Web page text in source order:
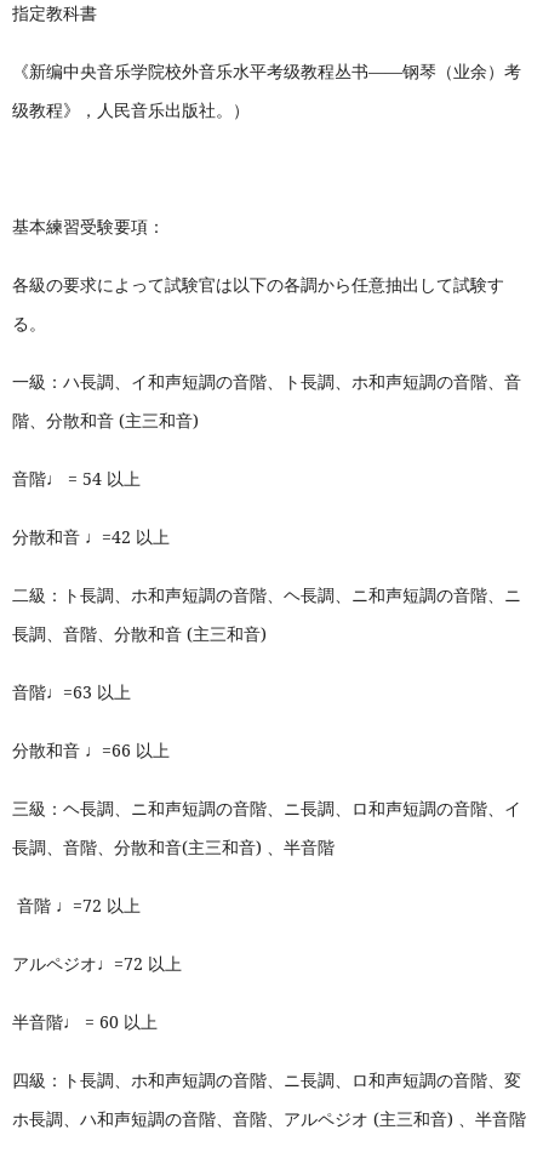
指定教科書
《新编中央音乐学院校外音乐水平考级教程丛书——钢琴（业余）考
级教程》，人民音乐出版社。 ）
基本練習受験要項：
各級の要求によって試験官は以下の各調から任意抽出して試験す
る。
一級：ハ長調、イ和声短調の音階、ト長調、ホ和声短調の音階、音
階、分散和音 (主三和音)
音階♩ = 54 以上
分散和音 ♩=42 以上
二級：ト長調、ホ和声短調の音階、ヘ長調、ニ和声短調の音階、ニ
長調、音階、分散和音 (主三和音)
音階♩=63 以上
分散和音 ♩=66 以上
三級：ヘ長調、ニ和声短調の音階、ニ長調、ロ和声短調の音階、イ
長調、音階、分散和音(主三和音) 、半音階
音階 ♩=72 以上
アルペジオ♩=72 以上
半音階♩ = 60 以上
四級：ト長調、ホ和声短調の音階、ニ長調、ロ和声短調の音階、変
ホ長調、ハ和声短調の音階、音階、アルペジオ (主三和音) 、半音階